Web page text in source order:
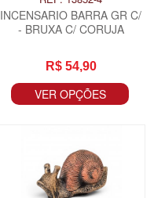
INCENSARIO BARRA GR C/
- BRUXA C/ CORUJA
R$ 54,90
VER OPÇÕES